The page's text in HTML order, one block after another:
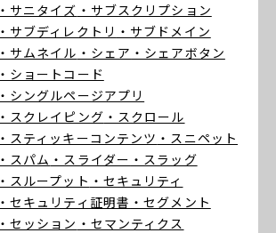
・サニタイズ ・サブスクリプション
・サブディレクトリ ・サブドメイン
・サムネイル ・シェア ・シェアボタン
・ショートコード
・シングルページアプリ
・スクレイピング ・スクロール
・スティッキーコンテンツ ・スニペット
・スパム ・スライダー ・スラッグ
・スループット ・セキュリティ
・セキュリティ証明書 ・セグメント
・セッション ・セマンティクス